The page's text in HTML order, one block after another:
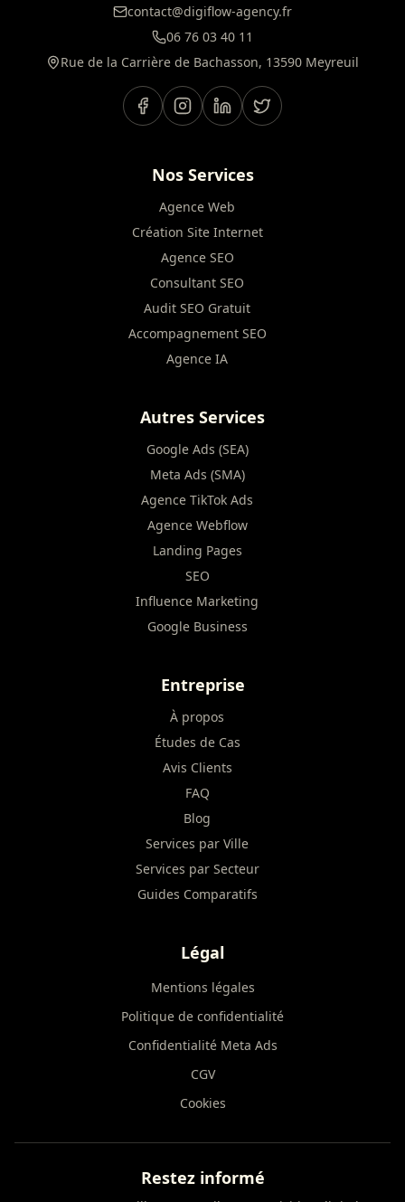
contact@digiflow-agency.fr
06 76 03 40 11
Rue de la Carrière de Bachasson, 13590 Meyreuil
Nos Services
Agence Web
Création Site Internet
Agence SEO
Consultant SEO
Audit SEO Gratuit
Accompagnement SEO
Agence IA
Autres Services
Google Ads (SEA)
Meta Ads (SMA)
Agence TikTok Ads
Agence Webflow
Landing Pages
SEO
Influence Marketing
Google Business
Entreprise
À propos
Études de Cas
Avis Clients
FAQ
Blog
Services par Ville
Services par Secteur
Guides Comparatifs
Légal
Mentions légales
Politique de confidentialité
Confidentialité Meta Ads
CGV
Cookies
Restez informé